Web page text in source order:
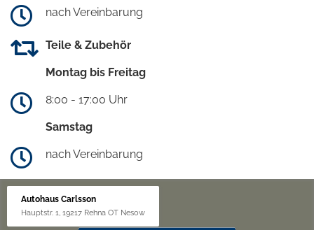
nach Vereinbarung
Teile & Zubehör
Montag bis Freitag
8:00 - 17:00 Uhr
Samstag
nach Vereinbarung
Autohaus Carlsson
Hauptstr. 1, 19217 Rehna OT Nesow